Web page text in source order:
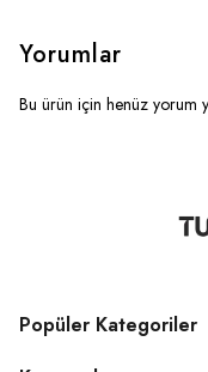
Yorumlar
Bu ürün için henüz yorum
Popüler Kategoriler